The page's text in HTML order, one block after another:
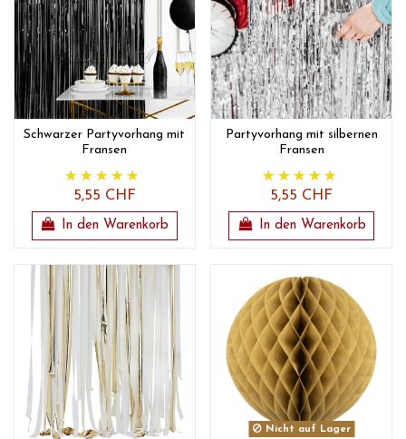
Schwarzer Partyvorhang mit
Fransen
5,55 CHF
In den Warenkorb
Partyvorhang mit silbernen
Fransen
5,55 CHF
In den Warenkorb
Nicht auf Lager